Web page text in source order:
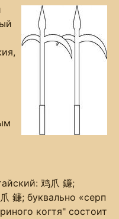
鸡爪 鐮;
鐮; буквально «серп
когтя" состоит